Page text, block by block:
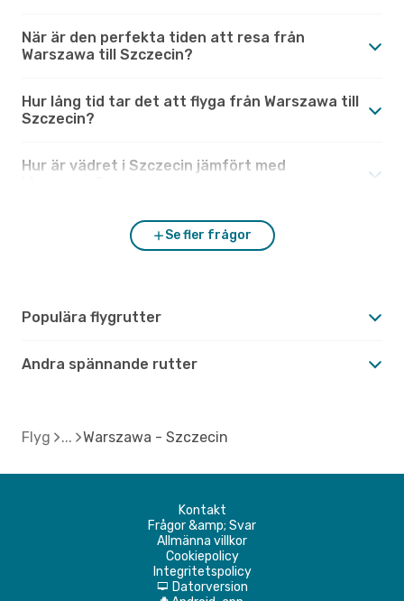
När är den perfekta tiden att resa från
Warszawa till Szczecin?
Hur lång tid tar det att flyga från Warszawa till
Szczecin?
Hur är vädret i Szczecin jämfört med
Se fler frågor
Populära flygrutter
Andra spännande rutter
Flyg Warszawa - Szczecin
Kontakt
Frågor &amp; Svar
Allmänna villkor
Cookiepolicy
Integritetspolicy
d Datorversion